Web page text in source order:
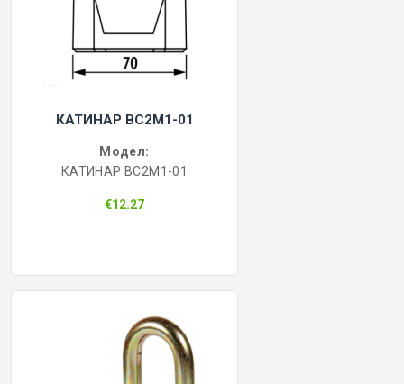
КАТИНАР BC2M1-01
Модел:
КАТИНАР BC2M1-01
€12.27